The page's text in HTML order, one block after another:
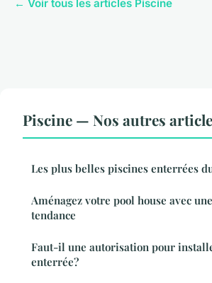
← Voir tous les articles Piscine
Piscine — Nos autres
Les plus belles piscines enterrées
Aménagez votre pool house avec
tendance
Faut-il une autorisation pour
enterrée?